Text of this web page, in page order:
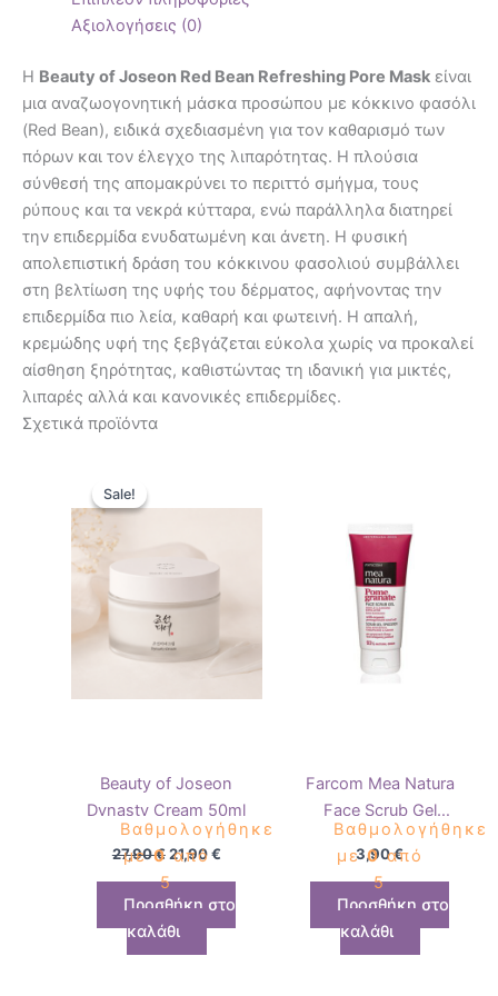
Αξιολογήσεις (0)
Η Beauty of Joseon Red Bean Refreshing Pore Mask είναι
μια αναζωογονητική μάσκα προσώπου με κόκκινο φασόλι
(Red Bean), ειδικά σχεδιασμένη για τον καθαρισμό των
πόρων και τον έλεγχο της λιπαρότητας. Η πλούσια
σύνθεσή της απομακρύνει το περιττό σμήγμα, τους
ρύπους και τα νεκρά κύτταρα, ενώ παράλληλα διατηρεί
την επιδερμίδα ενυδατωμένη και άνετη. Η φυσική
απολεπιστική δράση του κόκκινου φασολιού συμβάλλει
στη βελτίωση της υφής του δέρματος, αφήνοντας την
επιδερμίδα πιο λεία, καθαρή και φωτεινή. Η απαλή,
κρεμώδης υφή της ξεβγάζεται εύκολα χωρίς να προκαλεί
αίσθηση ξηρότητας, καθιστώντας τη ιδανική για μικτές,
λιπαρές αλλά και κανονικές επιδερμίδες.
Σχετικά προϊόντα
Sale!
Sale!
Beauty of Joseon
Dynasty Cream 50ml
Βαθμολογήθηκε
με0από
5
27,90€
was:
21,90€
τιμή
Προσθήκη στο
καλάθι
Farcom Mea Natura
Face Scrub Gel
Pomegranate 100ml
Βαθμολογήθηκε
με0από
5
3,90€
Προσθήκη στο
καλάθι